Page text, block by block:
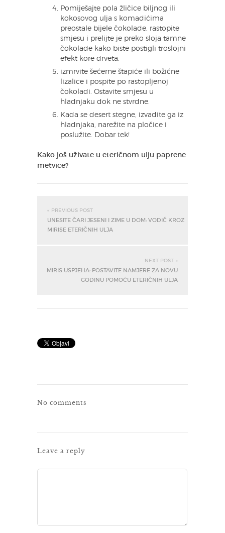
Pomiješajte pola žličice biljnog ili
kokosovog ulja s komadićima
preostale bijele čokolade, rastopite
smjesu i prelijte je preko sloja tamne
čokolade kako biste postigli troslojni
efekt kore drveta.
izmrvite šećerne štapiće ili božićne
lizalice i pospite po rastopljenoj
čokoladi. Ostavite smjesu u
hladnjaku dok ne stvrdne.
Kada se desert stegne, izvadite ga iz
hladnjaka, narežite na pločice i
poslužite. Dobar tek!
Kako još uživate u eteričnom ulju paprene
metvice?
« PREVIOUS POST
UNESITE ČARI JESENI I ZIME U DOM: VODIČ KROZ
MIRISE ETERIČNIH ULJA
NEXT POST »
MIRIS USPJEHA: POSTAVITE NAMJERE ZA NOVU
GODINU POMOĆU ETERIČNIH ULJA
No comments
Leave a reply